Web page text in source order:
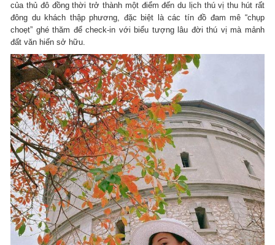
của thủ đô đồng thời trở thành một điểm đến du lịch thú vị thu hút rất
đông du khách thập phương, đặc biệt là các tín đồ đam mê “chụp
choẹt” ghé thăm để check-in với biểu tượng lâu đời thú vị mà mảnh
đất văn hiến sở hữu.